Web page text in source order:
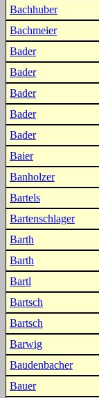
Bachhuber
Bachmeier
Bader
Bader
Bader
Bader
Bader
Baier
Banholzer
Bartels
Bartenschlager
Barth
Barth
Bartl
Bartsch
Bartsch
Barwig
Baudenbacher
Bauer